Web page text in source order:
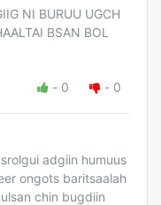
NI BURUU UGCH
BSAN BOL
- 0 - 0
adgiin humuus
ongots baritsaalah
chin bugdiin